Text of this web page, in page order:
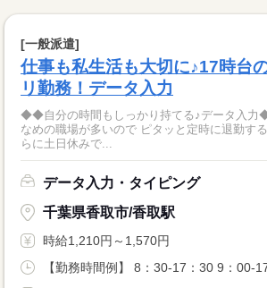
[一般派遣]
仕事も私生活も大切に♪17時台
リ勤務！データ入力
◆◆自分の時間もしっかり持てる♪データ入力◆◆ 残業なし・残
なめの職場が多いので ピタッと定時に退勤す
らに土日休みで...
データ入力・タイピング
千葉県香取市/香取駅
時給1,210円～1,570円
【勤務時間例】 8：30-17：30 9：00-